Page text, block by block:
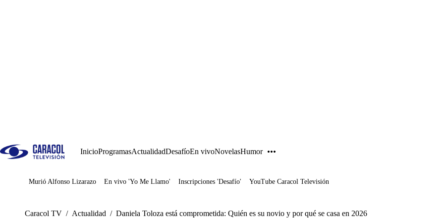
InicioProgramasActualidadDesafíoEn vivoNovelasHumor
Juegos
Murió Alfonso Lizarazo En vivo 'Yo Me Llamo' Inscripciones 'Desafío' YouTube Caracol Televisión
Caracol TV / Actualidad / Daniela Toloza está comprometida: Quién es su novio y por qué se casa en 2026